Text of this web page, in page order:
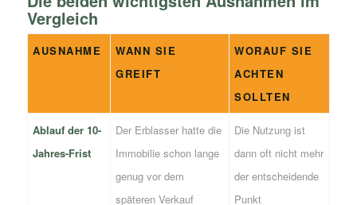
Vergleich
AUSNAHME
WANN SIE
GREIFT
WORAUF SIE
ACHTEN
SOLLTEN
Ablauf der 10-
Jahres-Frist
Der Erblasser hatte die
Immobilie schon lange
genug vor dem
späteren Verkauf
Die Nutzung ist
dann oft nicht mehr
der entscheidende
Punkt